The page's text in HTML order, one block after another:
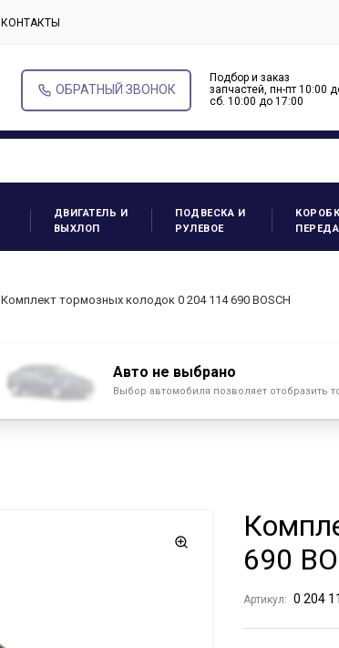
КОНТАКТЫ
ОБРАТНЫЙ ЗВОНОК
Подбор и заказ
запчастей, пн-пт 10:00
cб. 10:00 до 17:00
ДВИГАТЕЛЬ И
ВЫХЛОП
ПОДВЕСКА И
РУЛЕВОЕ
Комплект тормозных колодок 0 204 114 690 BOSCH
Авто не выбрано
Выбор автомобиля позволяет отобразить
690
Артикул: 0 204